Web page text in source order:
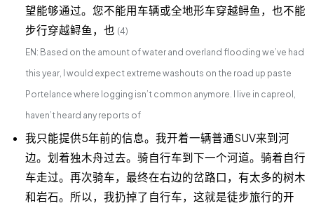
望能够通过。您不能用车辆或全地形车穿越鲟鱼，也不能
步行穿越鲟鱼，也 (4)
EN: Based on the amount of water and overland flooding we’ve had
this year, I would expect extreme washouts on the road up paste
Portelance where logging isn’t common anymore. I live in capreol,
haven’t heard any reports of
我只能提供5年前的信息。我开着一辆普通SUV来到河
边。划着独木舟过去。骑自行车到下一个河道。骑着自行
车走过。再次骑车，最终在右边的岔路口，有太多的树木
和岩石。所以，我扔掉了自行车，这就是徒步旅行的开